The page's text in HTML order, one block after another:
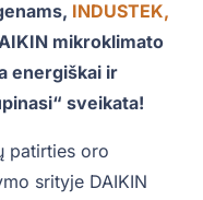
INDUSTEK,
mikroklimato
energiškai ir
sveikata!
patirties oro
srityje DAIKIN